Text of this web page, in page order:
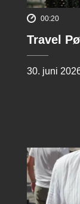
00:20
Travel
30. juni